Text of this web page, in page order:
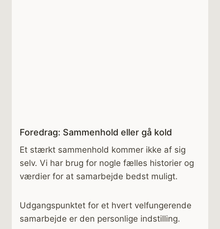
Foredrag: Sammenhold eller gå kold
Et stærkt sammenhold kommer ikke af sig
selv. Vi har brug for nogle fælles historier og
værdier for at samarbejde bedst muligt.
Udgangspunktet for et hvert velfungerende
samarbejde er den personlige indstilling.